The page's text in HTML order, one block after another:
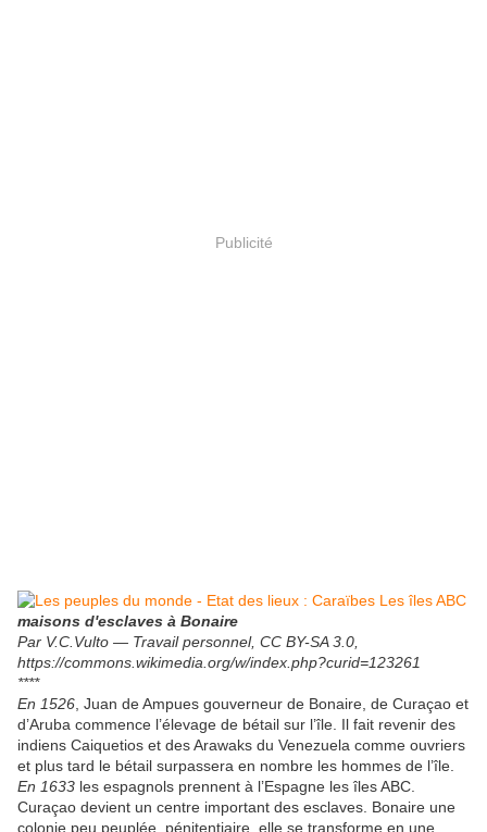
Publicité
maisons d'esclaves à Bonaire
Par V.C.Vulto — Travail personnel, CC BY-SA 3.0,
https://commons.wikimedia.org/w/index.php?curid=123261
****
En 1526 , Juan de Ampues gouverneur de Bonaire, de Curaçao et
d’Aruba commence l’élevage de bétail sur l’île. Il fait revenir des
indiens Caiquetios et des Arawaks du Venezuela comme ouvriers
et plus tard le bétail surpassera en nombre les hommes de l’île.
En 1633 les espagnols prennent à l’Espagne les îles ABC.
Curaçao devient un centre important des esclaves. Bonaire une
colonie peu peuplée, pénitentiaire, elle se transforme en une